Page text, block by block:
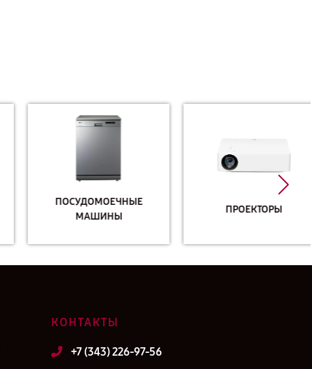
ПОСУДОМОЕЧНЫЕ
МАШИНЫ
ПРОЕКТОРЫ
КОНТАКТЫ
+7 (343) 226-97-56